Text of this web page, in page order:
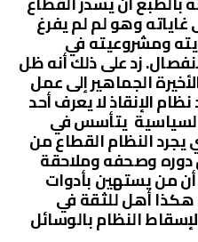
وهو لم لم يفرغ
ومشروعيته في
زد على ذلك أنه ظل
الجماهير إلى عمل
الإنقاذ لا يعرف أحد
يتأسس في
النظام القطاع من
دوره وصحفه وملاحقة
أن من يستهين بأدوات
أهل للثقة في
النظام بالوسائل